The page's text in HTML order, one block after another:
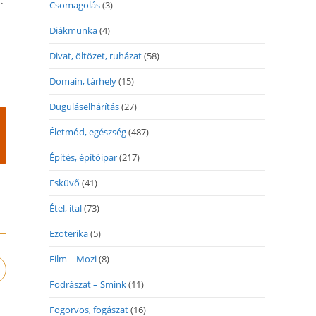
Csomagolás(3)
Diákmunka(4)
Divat, öltözet, ruházat(58)
Domain, tárhely(15)
Duguláselhárítás(27)
Életmód, egészség(487)
Építés, építőipar(217)
Esküvő (41)
Étel, ital(73)
Ezoterika(5)
Film – Mozi(8)
Fodrászat – Smink(11)
Fogorvos, fogászat(16)